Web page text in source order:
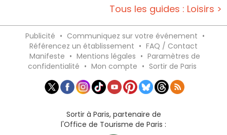
Tous les guides : Loisirs >
Publicité • Communiquez sur votre événement •
Référencez un établissement • FAQ / Contact
Manifeste • Mentions légales • Paramètres de
confidentialité • Mon compte • Sortir de Paris
Sortir à Paris, partenaire de
l'Office de Tourisme de Paris :